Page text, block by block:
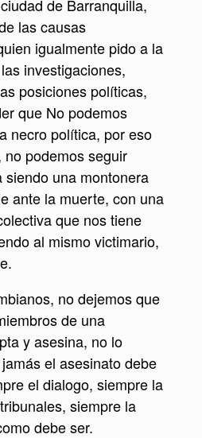
de Barranquilla,
las causas
igualmente pido a la
investigaciones,
posiciones políticas,
que No podemos
necro política, por eso
podemos seguir
una montonera
ante la muerte, con una
que nos tiene
al mismo victimario,
no dejemos que
de una
y asesina, no lo
el asesinato debe
el dialogo, siempre la
siempre la
debe ser.